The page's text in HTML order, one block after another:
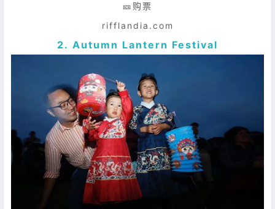
🎫购票
rifflandia.com
2. Autumn Lantern Festival